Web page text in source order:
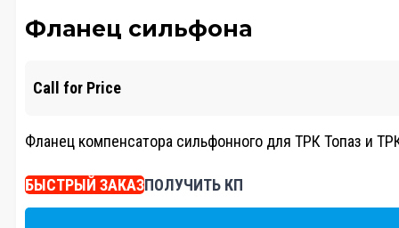
Фланец сильфона
Call for Price
Фланец компенсатора сильфонного для ТРК Топаз и
БЫСТРЫЙ ЗАКАЗПОЛУЧИТЬ КП